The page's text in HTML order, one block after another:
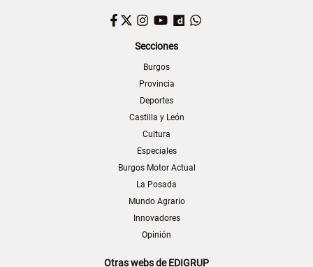
Facebook
TwitterInstagram
YouTubeDailymotion
Secciones
Burgos
Provincia
Deportes
Castilla y León
Cultura
Especiales
Burgos Motor Actual
La Posada
Mundo Agrario
Innovadores
Opinión
Otras webs de EDIGRUP